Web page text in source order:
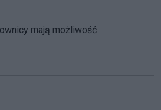
mają możliwość